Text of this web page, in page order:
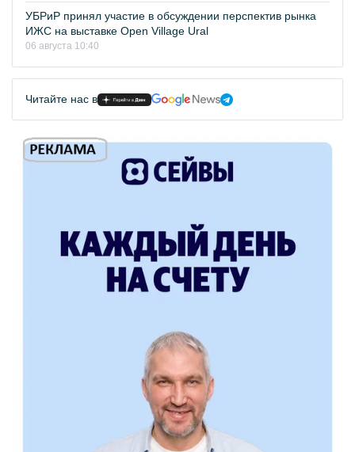
УБРиР принял участие в обсуждении перспектив рынка
ИЖС на выставке Open Village Ural
06 августа 10:40
Читайте нас в